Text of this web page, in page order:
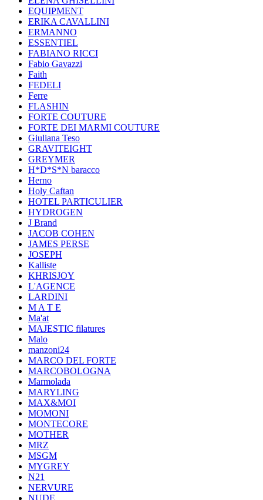
EQUIPMENT
ERIKA CAVALLINI
ERMANNO
ESSENTIEL
FABIANO RICCI
Fabio Gavazzi
Faith
FEDELI
Ferre
FLASHIN
FORTE COUTURE
FORTE DEI MARMI COUTURE
Giuliana Teso
GRAVITEIGHT
GREYMER
H*D*S*N baracco
Herno
Holy Caftan
HOTEL PARTICULIER
HYDROGEN
J Brand
JACOB COHEN
JAMES PERSE
JOSEPH
Kalliste
KHRISJOY
L'AGENCE
LARDINI
M A T E
Ma'at
MAJESTIC filatures
Malo
manzoni24
MARCO DEL FORTE
MARCOBOLOGNA
Marmolada
MARYLING
MAX&MOI
MOMONI
MONTECORE
MOTHER
MRZ
MSGM
MYGREY
N21
NERVURE
NUDE